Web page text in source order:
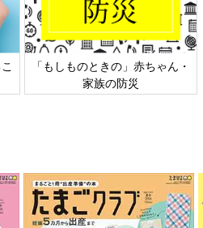
さんの体験談や質問が読める
たまひよ」アプリ
「もしものときの」赤ちゃん・
家族の防災